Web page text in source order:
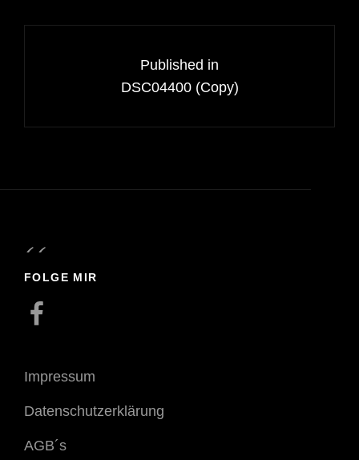
Published in
DSC04400 (Copy)
FOLGE MIR
Facebook
Impressum
Datenschutzerklärung
AGB´s